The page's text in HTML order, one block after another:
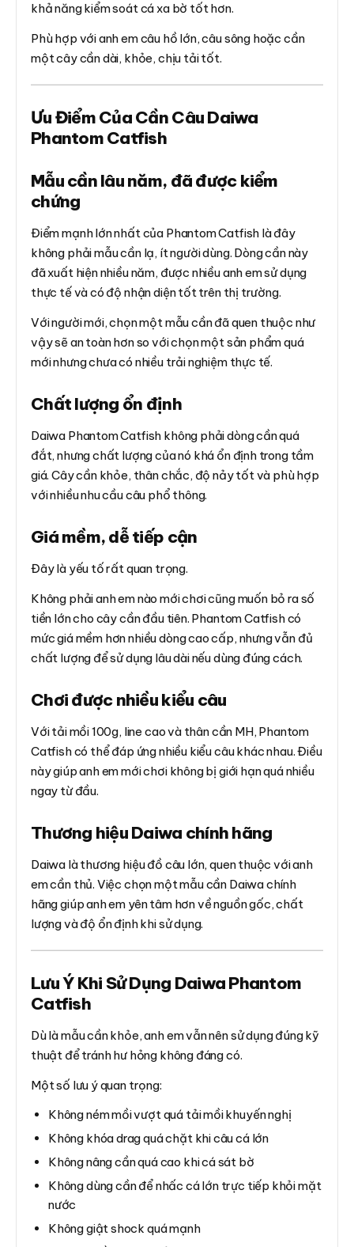
khả năng kiểm soát cá xa bờ tốt hơn.
Phù hợp với anh em câu hồ lớn, câu sông hoặc cần
một cây cần dài, khỏe, chịu tải tốt.
Ưu Điểm Của Cần Câu Daiwa
Phantom Catfish
Mẫu cần lâu năm, đã được kiểm
chứng
Điểm mạnh lớn nhất của Phantom Catfish là đây
không phải mẫu cần lạ, ít người dùng. Dòng cần này
đã xuất hiện nhiều năm, được nhiều anh em sử dụng
thực tế và có độ nhận diện tốt trên thị trường.
Với người mới, chọn một mẫu cần đã quen thuộc như
vậy sẽ an toàn hơn so với chọn một sản phẩm quá
mới nhưng chưa có nhiều trải nghiệm thực tế.
Chất lượng ổn định
Daiwa Phantom Catfish không phải dòng cần quá
đắt, nhưng chất lượng của nó khá ổn định trong tầm
giá. Cây cần khỏe, thân chắc, độ nảy tốt và phù hợp
với nhiều nhu cầu câu phổ thông.
Giá mềm, dễ tiếp cận
Đây là yếu tố rất quan trọng.
Không phải anh em nào mới chơi cũng muốn bỏ ra số
tiền lớn cho cây cần đầu tiên. Phantom Catfish có
mức giá mềm hơn nhiều dòng cao cấp, nhưng vẫn đủ
chất lượng để sử dụng lâu dài nếu dùng đúng cách.
Chơi được nhiều kiểu câu
Với tải mồi 100g, line cao và thân cần MH, Phantom
Catfish có thể đáp ứng nhiều kiểu câu khác nhau. Điều
này giúp anh em mới chơi không bị giới hạn quá nhiều
ngay từ đầu.
Thương hiệu Daiwa chính hãng
Daiwa là thương hiệu đồ câu lớn, quen thuộc với anh
em cần thủ. Việc chọn một mẫu cần Daiwa chính
hãng giúp anh em yên tâm hơn về nguồn gốc, chất
lượng và độ ổn định khi sử dụng.
Lưu Ý Khi Sử Dụng Daiwa Phantom
Catfish
Dù là mẫu cần khỏe, anh em vẫn nên sử dụng đúng kỹ
thuật để tránh hư hỏng không đáng có.
Một số lưu ý quan trọng:
Không ném mồi vượt quá tải mồi khuyến nghị
Không khóa drag quá chặt khi câu cá lớn
Không nâng cần quá cao khi cá sát bờ
Không dùng cần để nhấc cá lớn trực tiếp khỏi mặt
nước
Không giật shock quá mạnh